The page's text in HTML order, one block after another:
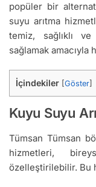
popüler bir
suyu arıtma
temiz, sağlıklı
sağlamak amacıyla
İçindekiler Göster
Kuyu Suyu
Tümsan Tümsan
hizmetleri,
özelleştirilebilir. Bu